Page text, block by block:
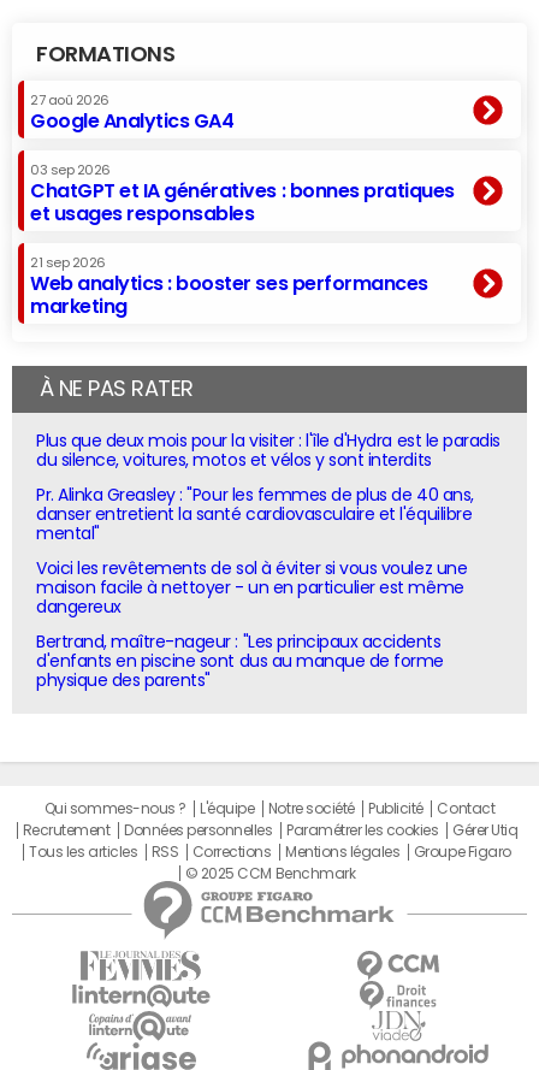
FORMATIONS
27 aoû 2026
Google Analytics GA4
03 sep 2026
ChatGPT et IA génératives : bonnes pratiques
et usages responsables
21 sep 2026
Web analytics : booster ses performances
marketing
À NE PAS RATER
Plus que deux mois pour la visiter : l'île d'Hydra est le paradis
du silence, voitures, motos et vélos y sont interdits
Pr. Alinka Greasley : "Pour les femmes de plus de 40 ans,
danser entretient la santé cardiovasculaire et l'équilibre
mental"
Voici les revêtements de sol à éviter si vous voulez une
maison facile à nettoyer - un en particulier est même
dangereux
Bertrand, maître-nageur : "Les principaux accidents
d'enfants en piscine sont dus au manque de forme
physique des parents"
Qui sommes-nous ? L'équipe Notre société Publicité
Contact
Recrutement
Données personnelles Paramétrer les cookies
Gérer Utiq
Tous les articles
RSS Corrections Mentions légales
Groupe Figaro
© 2025 CCM Benchmark